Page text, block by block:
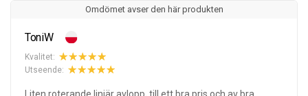
Omdömet avser den här produkten
ToniW
Kvalitet:
Utseende: